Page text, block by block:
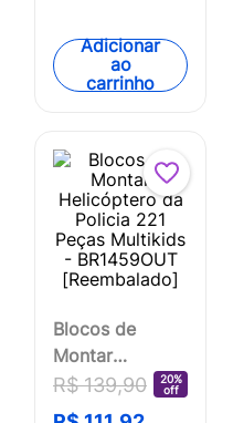
Adicionar
ao
carrinho
Blocos de
Montar
Helicóptero da
Policia 221
R$ 139,90
20%
off